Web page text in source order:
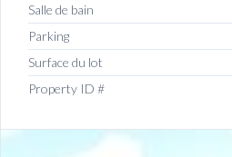
Salle de bain
Parking
Surface du lot
Property ID #